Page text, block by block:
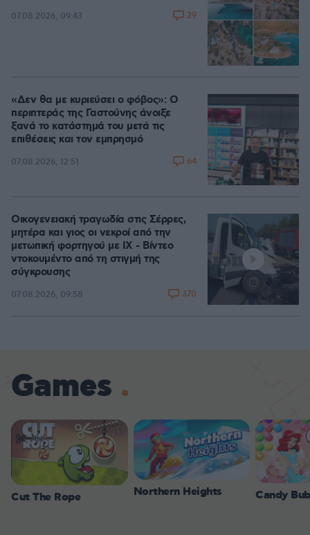
07.08.2026, 09:43 29
«Δεν θα με κυριεύσει ο φόβος»: Ο
περιπτεράς της Γαστούνης άνοιξε
ξανά το κατάστημά του μετά τις
επιθέσεις και τον εμπρησμό
07.08.2026, 12:51 64
Οικογενειακή τραγωδία στις Σέρρες,
μητέρα και γιος οι νεκροί από την
μετωπική φορτηγού με ΙΧ - Βίντεο
ντοκουμέντο από τη στιγμή της
σύγκρουσης
07.08.2026, 09:58 370
Games
Cut The Rope Northern Heights Candy